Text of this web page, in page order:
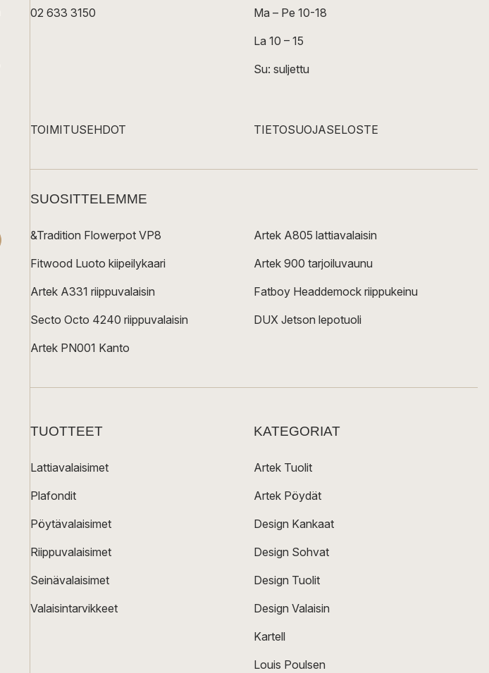
02 633 3150
Ma – Pe 10-18
La 10 – 15
Su: suljettu
TOIMITUSEHDOT TIETOSUOJASELOSTE
SUOSITTELEMME
&Tradition Flowerpot VP8
Fitwood Luoto kiipeilykaari
Artek A331 riippuvalaisin
Secto Octo 4240 riippuvalaisin
Artek PN001 Kanto
Artek A805 lattiavalaisin
Artek 900 tarjoiluvaunu
Fatboy Headdemock riippukeinu
DUX Jetson lepotuoli
TUOTTEET
Lattiavalaisimet
Plafondit
Pöytävalaisimet
Riippuvalaisimet
Seinävalaisimet
Valaisintarvikkeet
KATEGORIAT
Artek Tuolit
Artek Pöydät
Design Kankaat
Design Sohvat
Design Tuolit
Design Valaisin
Kartell
Louis Poulsen